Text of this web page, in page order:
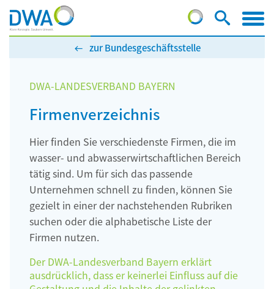
zur Bundesgeschäftsstelle
DWA-LANDESVERBAND BAYERN
Firmenverzeichnis
Hier finden Sie verschiedenste Firmen, die im
wasser- und abwasserwirtschaftlichen Bereich
tätig sind. Um für sich das passende
Unternehmen schnell zu finden, können Sie
gezielt in einer der nachstehenden Rubriken
suchen oder die alphabetische Liste der
Firmen nutzen.
Der DWA-Landesverband Bayern erklärt
ausdrücklich, dass er keinerlei Einfluss auf die